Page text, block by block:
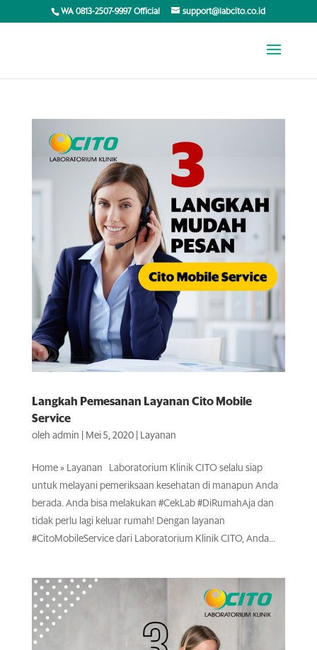
WA 0813-2507-9997 Official support@labcito.co.id
Langkah Pemesanan Layanan Cito Mobile
Service
oleh admin Mei 5, 2020| Layanan
Home » Layanan Laboratorium Klinik CITO selalu siap
untuk melayani pemeriksaan kesehatan di manapun Anda
berada. Anda bisa melakukan #CekLab #DiRumahAja dan
tidak perlu lagi keluar rumah! Dengan layanan
#CitoMobileService dari Laboratorium Klinik CITO, Anda...